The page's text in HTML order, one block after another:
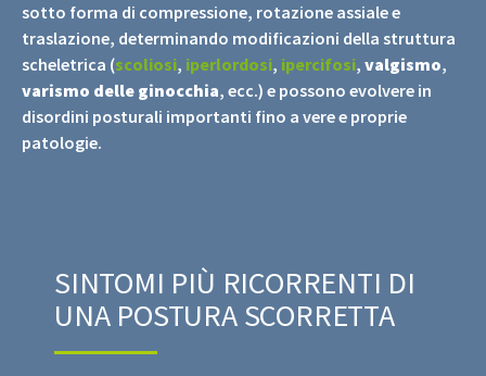
sotto forma di compressione, rotazione assiale e
traslazione, determinando modificazioni della struttura
scheletrica (scoliosi, iperlordosi, ipercifosi, valgismo,
varismo delle ginocchia, ecc.) e possono evolvere in
disordini posturali importanti fino a vere e proprie
patologie.
SINTOMI PIÙ RICORRENTI DI
UNA POSTURA SCORRETTA